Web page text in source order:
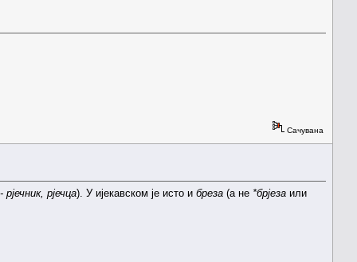
Сачувана
рјечник, рјечца). У ијекавском је исто и бреза (а не *брјеза или